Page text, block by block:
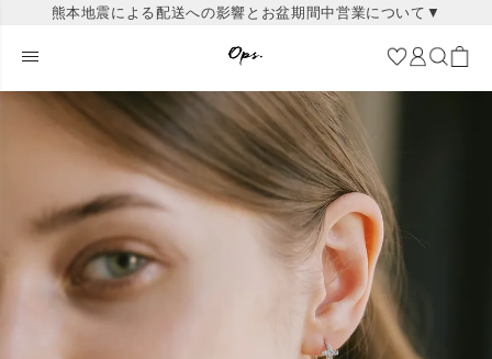
熊本地震による配送への影響とお盆期間中営業について▼